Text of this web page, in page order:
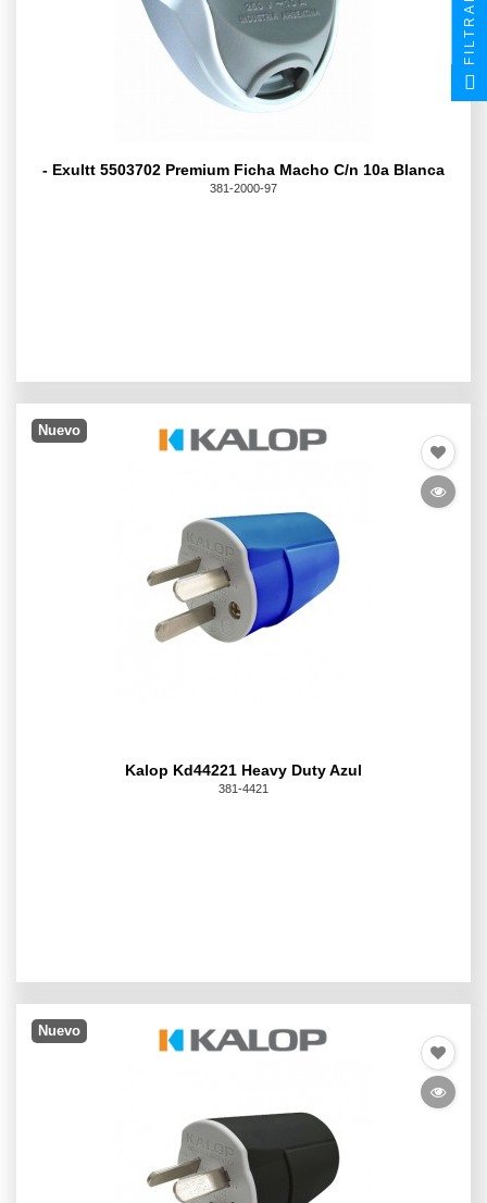
- Exultt 5503702 Premium Ficha Macho C/n 10a Blanca
381-2000-97
Nuevo
Kalop Kd44221 Heavy Duty Azul
381-4421
Nuevo
FILTRAR